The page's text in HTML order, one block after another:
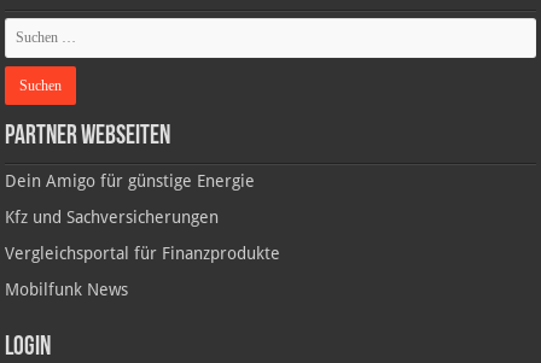
Partner Webseiten
Dein Amigo für günstige Energie
Kfz und Sachversicherungen
Vergleichsportal für Finanzprodukte
Mobilfunk News
Login